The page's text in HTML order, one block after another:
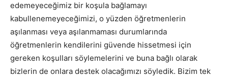
edemeyeceğimiz bir koşula bağlamayı
kabullenemeyeceğimizi, o yüzden öğretmenlerin
aşılanması veya aşılanmaması durumlarında
öğretmenlerin kendilerini güvende hissetmesi için
gereken koşulları söylemelerini ve buna bağlı olarak
bizlerin de onlara destek olacağımızı söyledik. Bizim tek